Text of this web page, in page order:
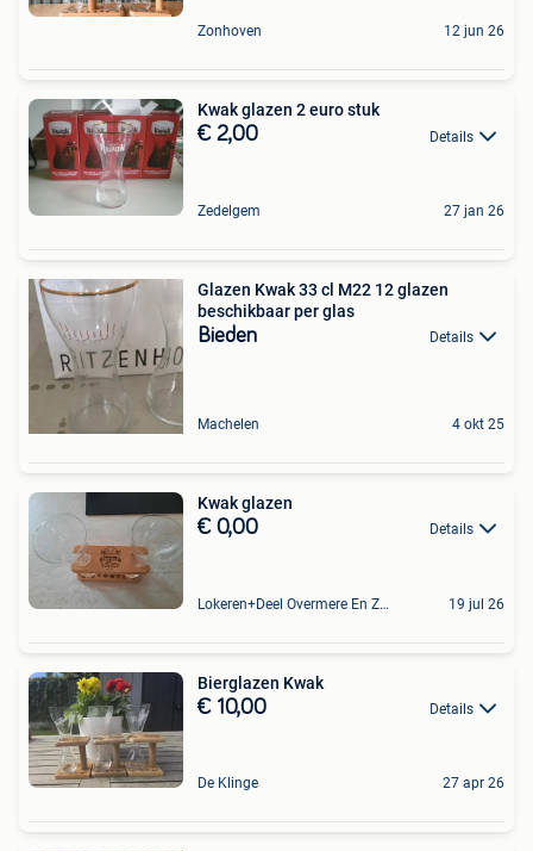
Zonhoven 12 jun 26
Kwak glazen 2 euro stuk
€ 2,00 Details
Zedelgem 27 jan 26
Glazen Kwak 33 cl M22 12 glazen
beschikbaar per glas
Bieden Details
Machelen 4 okt 25
Kwak glazen
€ 0,00 Details
Lokeren+Deel Overmere En Zele 19 jul 26
Bierglazen Kwak
€ 10,00 Details
De Klinge 27 apr 26